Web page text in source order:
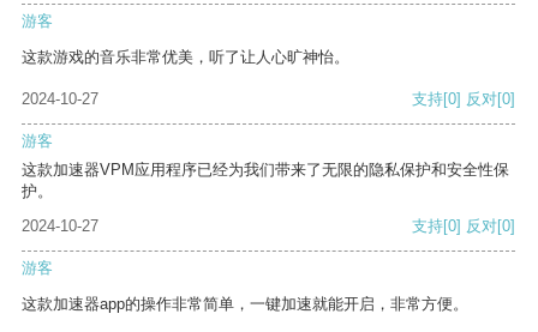
游客
这款游戏的音乐非常优美，听了让人心旷神怡。
2024-10-27 支持[0] 反对[0]
游客
这款加速器VPM应用程序已经为我们带来了无限的隐私保护和安全性保
护。
2024-10-27
支持[0] 反对[0]
游客
这款加速器app的操作非常简单，一键加速就能开启，非常方便。